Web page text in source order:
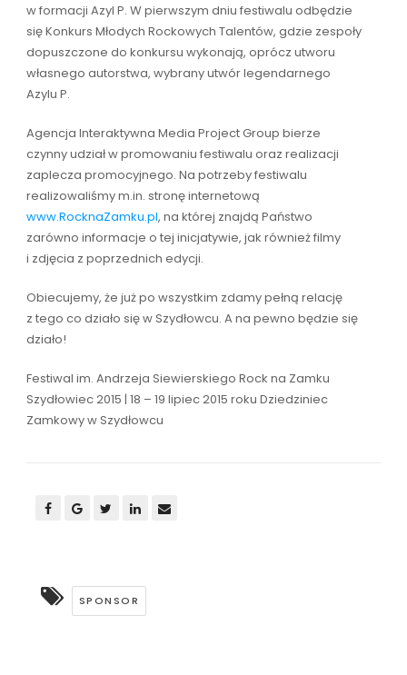
w formacji Azyl P. W pierwszym dniu festiwalu odbędzie
się Konkurs Młodych Rockowych Talentów, gdzie zespoły
dopuszczone do konkursu wykonają, oprócz utworu
własnego autorstwa, wybrany utwór legendarnego
Azylu P.
Agencja Interaktywna Media Project Group bierze
czynny udział w promowaniu festiwalu oraz realizacji
zaplecza promocyjnego. Na potrzeby festiwalu
realizowaliśmy m.in. stronę internetową
www.RocknaZamku.pl, na której znajdą Państwo
zarówno informacje o tej inicjatywie, jak również filmy
i zdjęcia z poprzednich edycji.
Obiecujemy, że już po wszystkim zdamy pełną relację
z tego co działo się w Szydłowcu. A na pewno będzie się
działo!
Festiwal im. Andrzeja Siewierskiego Rock na Zamku
Szydłowiec 2015 | 18 – 19 lipiec 2015 roku Dziedziniec
Zamkowy w Szydłowcu
SPONSOR